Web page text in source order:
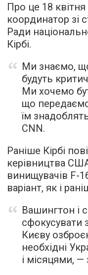
Про це 18
координатор зі
Ради
Кірбі.
Ми знаємо, що
будуть
Ми хочемо
що передаємо
їм
CNN.
Раніше Кірбі
керівництва
винищувачів F-
варіант, як і
Вашингтон і
сфокусувати
Києву
необхідні
і місяцями, —